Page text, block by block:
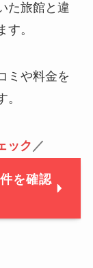
た旅館と違
。
ミや料金を
ック ／
を確認